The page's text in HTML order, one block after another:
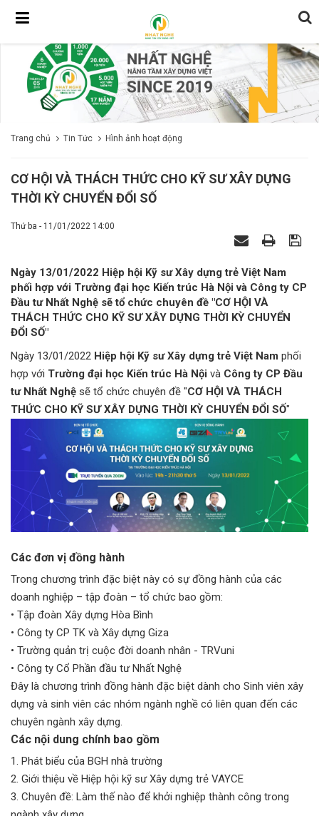
Trang chủ Tin Tức Hình ảnh hoạt động
CƠ HỘI VÀ THÁCH THỨC CHO KỸ SƯ XÂY DỰNG
THỜI KỲ CHUYỂN ĐỔI SỐ
Thứ ba - 11/01/2022 14:00
Ngày 13/01/2022 Hiệp hội Kỹ sư Xây dựng trẻ Việt Nam
phối hợp với Trường đại học Kiến trúc Hà Nội và Công ty CP
Đầu tư Nhất Nghệ sẽ tổ chức chuyên đề "CƠ HỘI VÀ
THÁCH THỨC CHO KỸ SƯ XÂY DỰNG THỜI KỲ CHUYỂN
ĐỔI SỐ"
Ngày 13/01/2022 Hiệp hội Kỹ sư Xây dựng trẻ Việt Nam phối
hợp với Trường đại học Kiến trúc Hà Nội và Công ty CP Đầu
tư Nhất Nghệ sẽ tổ chức chuyên đề "CƠ HỘI VÀ THÁCH
THỨC CHO KỸ SƯ XÂY DỰNG THỜI KỲ CHUYỂN ĐỔI SỐ"
Các đơn vị đồng hành
Trong chương trình đặc biệt này có sự đồng hành của các
doanh nghiệp – tập đoàn – tổ chức bao gồm:
• Tập đoàn Xây dựng Hòa Bình
• Công ty CP TK và Xây dựng Giza
• Trường quản trị cuộc đời doanh nhân - TRVuni
• Công ty Cổ Phần đầu tư Nhất Nghệ
Đây là chương trình đồng hành đặc biệt dành cho Sinh viên xây
dựng và sinh viên các nhóm ngành nghề có liên quan đến các
chuyên ngành xây dựng.
Các nội dung chính bao gồm
1. Phát biểu của BGH nhà trường
2. Giới thiệu về Hiệp hội kỹ sư Xây dựng trẻ VAYCE
3. Chuyên đề: Làm thế nào để khởi nghiệp thành công trong